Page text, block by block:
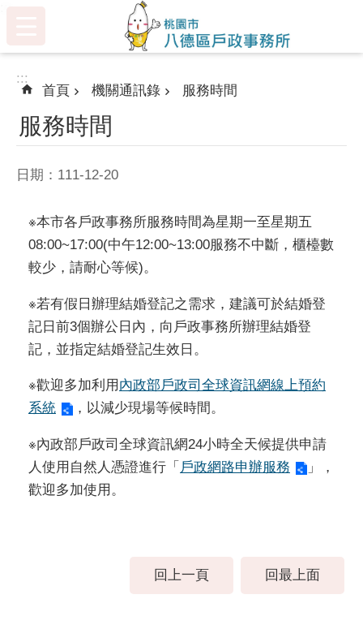
:::
首頁 機關通訊錄 服務時間
服務時間
日期：111-12-20
※本市各戶政事務所服務時間為星期一至星期五
08:00~17:00(中午12:00~13:00服務不中斷，櫃檯數
較少，請耐心等候)。
※若有假日辦理結婚登記之需求，建議可於結婚登
記日前3個辦公日內，向戶政事務所辦理結婚登
記，並指定結婚登記生效日。
※歡迎多加利用 內政部戶政司全球資訊網線上預約
系統
，以減少現場等候時間。
※內政部戶政司全球資訊網24小時全天候提供申請
人使用自然人憑證進行「 戶政網路申辦服務
」，
歡迎多加使用。
回上一頁 回最上面